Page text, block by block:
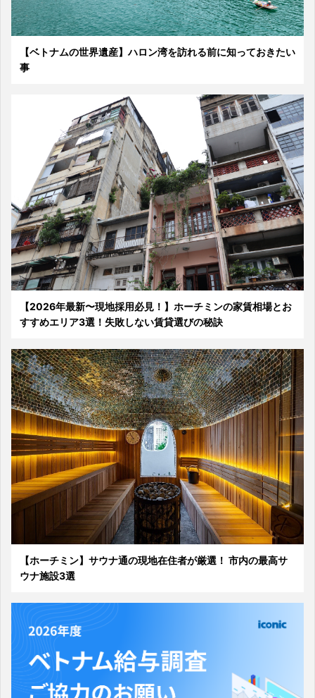
【ベトナムの世界遺産】ハロン湾を訪れる前に知っておきたい
事
【2026年最新〜現地採用必見！】ホーチミンの家賃相場とお
すすめエリア3選！失敗しない賃貸選びの秘訣
【ホーチミン】サウナ通の現地在住者が厳選！ 市内の最高サ
ウナ施設3選